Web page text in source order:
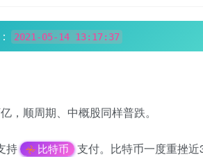
2021-05-14 13:17:37
，顺周期、中概股同样普跌。
持 比特币
支付。比特币一度重挫